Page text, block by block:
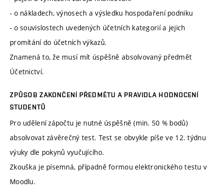
- o nákladech, výnosech a výsledku hospodaření podniku
- o souvislostech uvedených účetních kategorií a jejich
promítání do účetních výkazů.
Znamená to, že musí mít úspěšně absolvovaný předmět
Účetnictví.
ZPŮSOB ZAKONČENÍ PŘEDMĚTU A PRAVIDLA HODNOCENÍ
STUDENTŮ
Pro udělení zápočtu je nutné úspěšně (min. 50 % bodů)
absolvovat závěrečný test. Test se obvykle píše ve 12. týdnu
výuky dle pokynů vyučujícího.
Zkouška je písemná, případně formou elektronického testu v
Moodlu.